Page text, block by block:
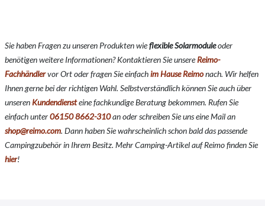
Sie haben Fragen zu unseren Produkten wieflexible Solarmoduleoder
benötigen weitere Informationen? Kontaktieren Sie unsereReimo-
Fachhändlervor Ort oder fragen Sie einfachim Hause Reimonach. Wir helfen
Ihnen gerne bei der richtigen Wahl. Selbstverständlich können Sie auch über
unseren Kundendiensteine fachkundige Beratung bekommen. Rufen Sie
einfach unter06150 8662-310an oder schreiben Sie uns eine Mail an
shop@reimo.com. Dann haben Sie wahrscheinlich schon bald das passende
Campingzubehör in Ihrem Besitz. Mehr Camping-Artikel auf Reimo finden Sie
hier!